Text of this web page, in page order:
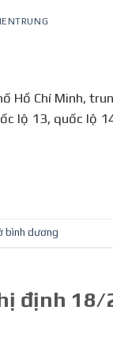
Hồ Chí Minh,
lộ 13, quốc lộ
bình dương
định